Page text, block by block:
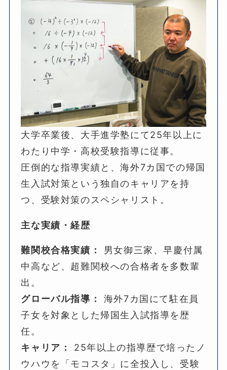
大学卒業後、大手進学塾にて25年以上に
わたり中学・高校受験指導に従事。
圧倒的な指導実績と、海外7カ国での帰国
生入試対策という独自のキャリアを持
つ、受験対策のスペシャリスト。
主な実績・経歴
難関校合格実績：
男女御三家、早慶付属
中高など、超難関校への合格者を多数輩
出。
グローバル指導：
海外7カ国にて駐在員
子女を対象とした帰国生入試指導を歴
任。
キャリア：
25年以上の指導歴で培ったノ
ウハウを「モコスタ」に全投入し、受験